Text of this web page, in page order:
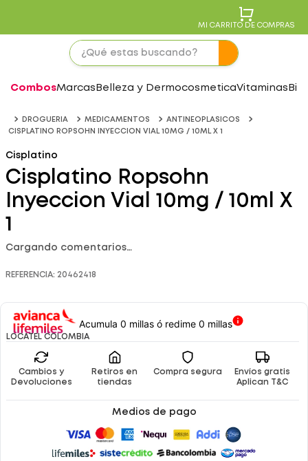
MI CARRITO DE COMPRAS
CombosMarcas Belleza y DermocosmeticaVitaminas
DROGUERIA MEDICAMENTOS
ANTINEOPLASICOS
CISPLATINO ROPSOHN INYECCION VIAL 10MG / 10ML X 1
Cisplatino
Cisplatino Ropsohn
Inyeccion Vial 10mg / 10ml X
1
Cargando comentarios…
REFERENCIA: 20462418
Acumula 0 millas ó redime 0 millas
LOCATEL COLOMBIA
Cambios y
Devoluciones
Retiros en
tiendas
Compra segura
Envíos gratis
Aplican T&C
Medios de pago